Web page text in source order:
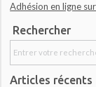
Adhésion en ligne
Rechercher
Articles récents